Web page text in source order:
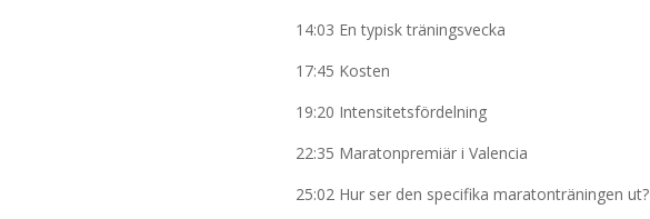
14:03 En typisk träningsvecka
17:45 Kosten
19:20 Intensitetsfördelning
22:35 Maratonpremiär i Valencia
25:02 Hur ser den specifika maratonträningen ut?